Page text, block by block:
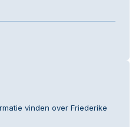
vinden over Friederike